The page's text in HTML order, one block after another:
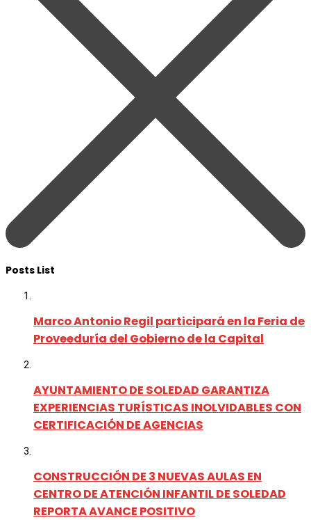
Posts List
Marco Antonio Regil participará en la Feria de
Proveeduría del Gobierno de la Capital
AYUNTAMIENTO DE SOLEDAD GARANTIZA
EXPERIENCIAS TURÍSTICAS INOLVIDABLES CON
CERTIFICACIÓN DE AGENCIAS
CONSTRUCCIÓN DE 3 NUEVAS AULAS EN
CENTRO DE ATENCIÓN INFANTIL DE SOLEDAD
REPORTA AVANCE POSITIVO